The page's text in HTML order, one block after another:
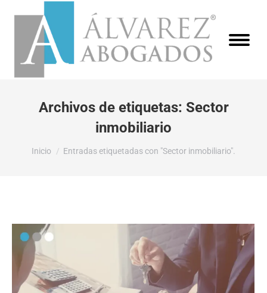
Archivos de etiquetas: Sector
inmobiliario
Estás aquí:
Inicio Entradas etiquetadas con "Sector inmobiliario".